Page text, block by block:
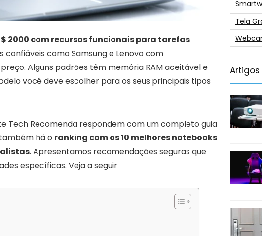
2000 com recursos funcionais para tarefas
confiáveis como Samsung e Lenovo com
Alguns padrões têm memória RAM aceitável e
você deve escolher para os seus principais tipos
Tech Recomenda respondem com um completo guia
há o ranking com os 10 melhores notebooks
. Apresentamos recomendações seguras que
específicas. Veja a seguir
Tela
Artigos